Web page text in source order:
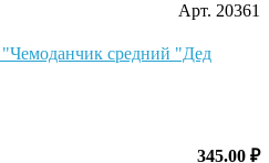
Арт. 20361
"Чемоданчик средний "Дед
345.00 ₽